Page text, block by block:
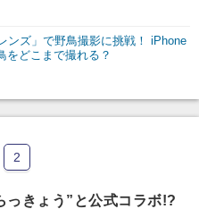
ンズ」で野鳥撮影に挑戦！ iPhone
をどこまで撮れる？
2
きょう”と公式コラボ!?